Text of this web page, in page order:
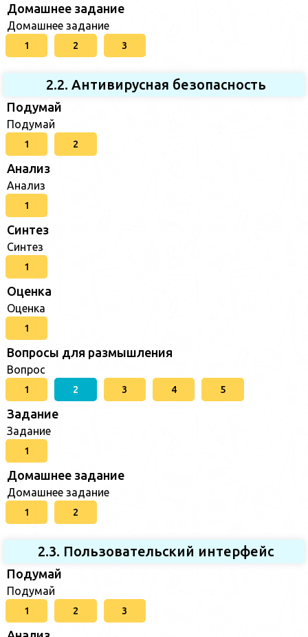
Домашнее задание
Домашнее задание
1 2 3
2.2. Антивирусная безопасность
Подумай
Подумай
1 2
Анализ
Анализ
1
Синтез
Синтез
1
Оценка
Оценка
1
Вопросы для размышления
Вопрос
1 2 3 4 5
Задание
Задание
1
Домашнее задание
Домашнее задание
1 2
2.3. Пользовательский интерфейс
Подумай
Подумай
1 2 3